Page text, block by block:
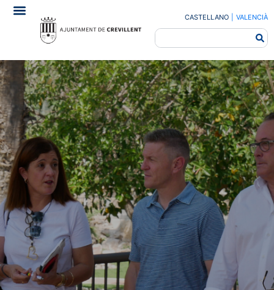
CASTELLANO VALENCIÀ